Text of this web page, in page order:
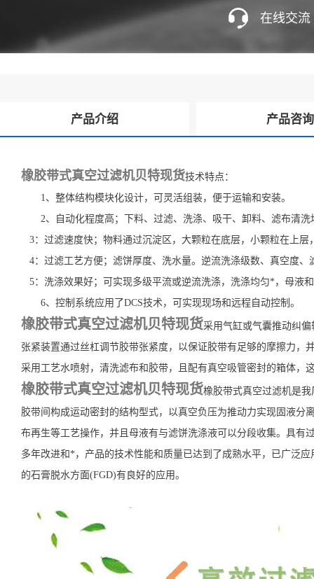
在线交流
产品介绍 产品咨询
橡胶带式真空过滤机贝特现货技术特点：
1、整体结构模块化设计，可灵活组装，便于运输和安装。
2、自动化程度高；下料、过滤、洗涤、吸干、卸料、滤布清洗
3：过滤速度快；物料通过沉淀区，大颗粒在底层，小颗粒在上
4：过滤工艺方便；滤饼厚度、洗水量。逆流洗涤级数、真空度、
5：洗涤效果好；可实现多级平流或逆流洗涤，洗涤均匀*，母液
6、控制系统应用了DCS技术，可实现现场和远程自动控制。
橡胶带式真空过滤机贝特现货采用气缸或气囊推动纠
张紧装置通过丝杠调节胶带张紧度，以保证胶带有足够的摩擦力，
采用工艺水喷射，清洗滤布和胶带，且配有真空吸管密封的箱体
橡胶带式真空过滤机贝特现货橡胶带式真空过滤机是
胶带间构成运动密封的结构型式，以真空负压为推动力实现固液
布再生等工艺操作，并且母液有与滤饼洗涤液可以分段收集。具
多年改进和*，产品的技术性能和质量已达到了成熟水平，已广泛
的石膏脱水方面(FGD)有良好的应用。